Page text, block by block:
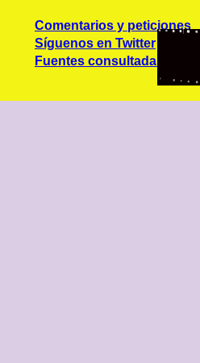
Comentarios y peticiones
Síguenos en Twitter
Fuentes consultadas